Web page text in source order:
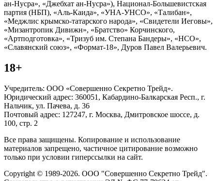
ан-Нусра», «Джебхат ан-Нусра»), Национал-Большевистская
партия (НБП), «Аль-Каида», «УНА-УНСО», «Талибан»,
«Меджлис крымско-татарского народа», «Свидетели Иеговы»,
«Мизантропик Дивижн», «Братство» Корчинского,
«Артподготовка», «Тризуб им. Степана Бандеры», «НСО»,
«Славянский союз», «Формат-18», Дуров Павел Валерьевич.
18+
Учредитель: ООО «Совершенно Секретно Трейд».
Юридический адрес: 360051, Кабардино-Балкарская Респ., г.
Нальчик, ул. Пачева, д. 36
Почтовый адрес: 127247, г. Москва, Дмитровское шоссе, д.
100, стр. 2
Все права защищены. Копирование и использование
материалов запрещено, частичное цитирование возможно
только при условии гиперссылки на сайт.
Copyright © 1989-2026. ООО "Совершенно Секретно Трейд".